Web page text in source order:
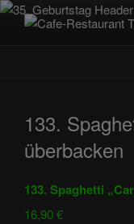
Zum
Inhalt
133.
überbacken
133. Spaghetti
16,90 €